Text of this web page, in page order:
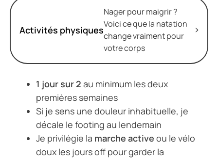
Activités physiques
Nager pour maigrir ?
Voici ce que la natation
change vraiment pour
votre corps
1 jour sur 2 au minimum les deux
premières semaines
Si je sens une douleur inhabituelle, je
décale le footing au lendemain
Je privilégie la marche active ou le vélo
doux les jours off pour garder la